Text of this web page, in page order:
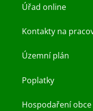
Úřad online
Kontakty na
Územní plán
Poplatky
Hospodaření obce